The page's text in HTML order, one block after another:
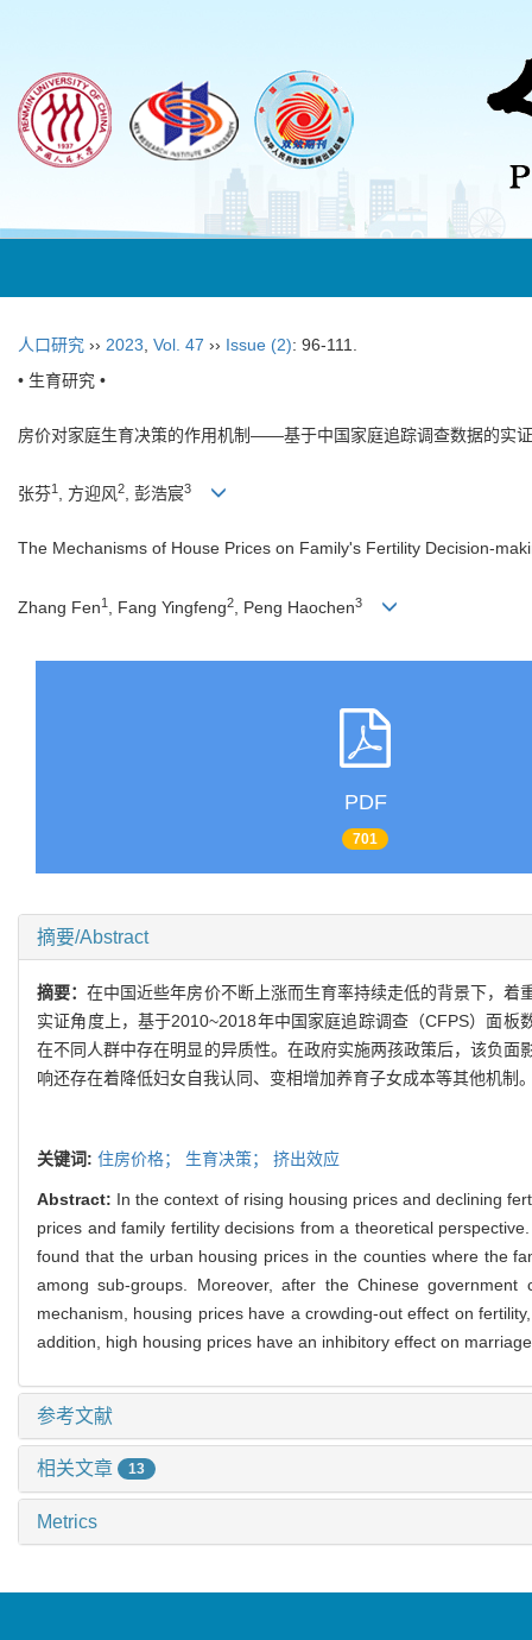
人口研究 ›› 2023 Vol. 47 ›› Issue (2): 96-111.
• 生育研究 •
房价对家庭生育决策的作用机制——基于中国家庭追踪调查数据的实
张芬1 , 方迎风2, 彭浩宸3
The Mechanisms of House Prices on Family's Fertility Decision-
Zhang Fen1 , Fang Yingfeng2 , Peng Haochen3
PDF
701
摘要/Abstract
摘要：在中国近些年房价不断上涨而生育率持续走低的背景下，
实证角度上，基于2010~2018年中国家庭追踪调查（CFPS）面
在不同人群中存在明显的异质性。在政府实施两孩政策后，该负
响还存在着降低妇女自我认同、变相增加养育子女成本等其他机
关键词: 住房价格； 生育决策； 挤出效应
Abstract: In the context of rising housing prices and declining
prices and family fertility decisions from a theoretical
found that the urban housing prices in the counties where the
among sub-groups. Moreover, after the Chinese
mechanism, housing prices have a crowding-out effect on
addition, high housing prices have an inhibitory effect on
参考文献
相关文章 13
Metrics